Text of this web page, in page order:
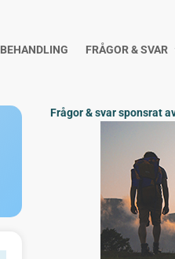
BEHANDLING FRÅGOR & SVAR
Frågor & svar sponsrat